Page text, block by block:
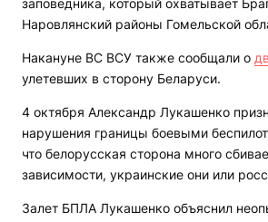
заповедника, который охватывает
Наровлянский районы Гомельской
Накануне ВС ВСУ также сообщали о
улетевших в сторону Беларуси.
4 октября Александр Лукашенко
нарушения границы боевыми
что белорусская сторона много
зависимости, украинские они или
Залет БПЛА Лукашенко объяснил